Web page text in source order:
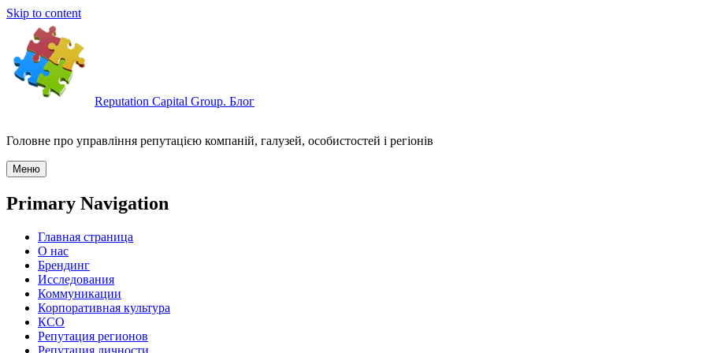
Skip to content
Reputation Capital Group. Блог
Головне про управління репутацією компаній, галузей, особистостей і регіонів
Меню
Primary Navigation
Главная страница
О нас
Брендинг
Исследования
Коммуникации
Корпоративная культура
КСО
Репутация регионов
Репутация личности